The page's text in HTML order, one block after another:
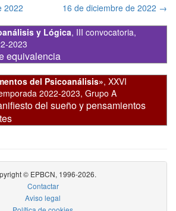
2022 16 de diciembre de 2022 →
y Lógica, III convocatoria,
2023
equivalencia
del Psicoanálisis», XXVI
2022-2023, Grupo A
del sueño y pensamientos
© EPBCN, 1996-2026.
Contactar
Aviso legal